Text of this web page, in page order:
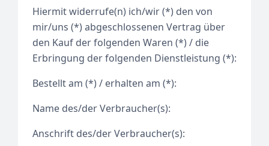
Hiermit widerrufe(n) ich/wir (*) den von
mir/uns (*) abgeschlossenen Vertrag über
den Kauf der folgenden Waren (*) / die
Erbringung der folgenden Dienstleistung (*):
Bestellt am (*) / erhalten am (*):
Name des/der Verbraucher(s):
Anschrift des/der Verbraucher(s):